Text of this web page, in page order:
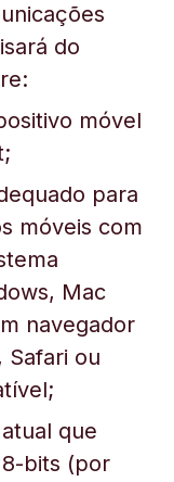
do
móvel
para
móveis com
Mac
navegador
Safari ou
que
bits (por